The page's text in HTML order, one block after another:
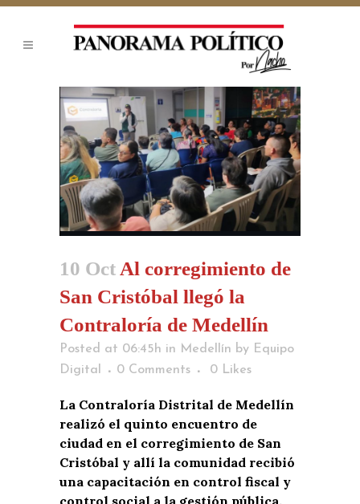
10 OctAl corregimiento de
San Cristóbal llegó la
Contraloría de Medellín
Posted at 06:45h in Medellín by Equipo
Digital
0 Comments 0 Likes
La Contraloría Distrital de Medellín
realizó el quinto encuentro de
ciudad en el corregimiento de San
Cristóbal y allí la comunidad recibió
una capacitación en control fiscal y